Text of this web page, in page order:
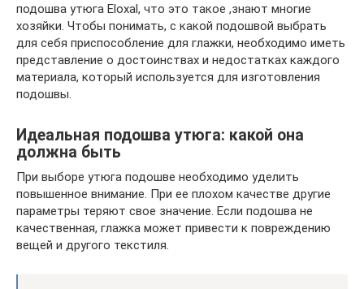
подошва утюга Eloxal, что это такое ,знают многие
хозяйки. Чтобы понимать, с какой подошвой выбрать
для себя приспособление для глажки, необходимо иметь
представление о достоинствах и недостатках каждого
материала, который используется для изготовления
подошвы.
Идеальная подошва утюга: какой она
должна быть
При выборе утюга подошве необходимо уделить
повышенное внимание. При ее плохом качестве другие
параметры теряют свое значение. Если подошва не
качественная, глажка может привести к повреждению
вещей и другого текстиля.